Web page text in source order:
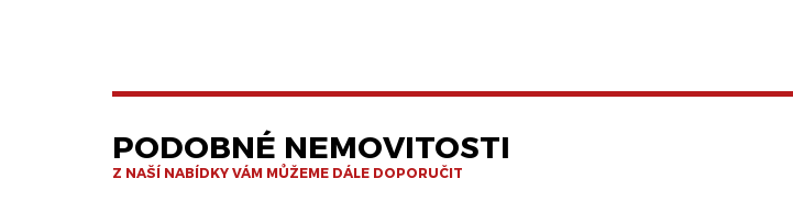
PODOBNÉ NEMOVITOSTI
Z NAŠÍ NABÍDKY VÁM MŮŽEME DÁLE DOPORUČIT